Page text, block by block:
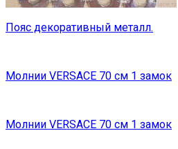
Пояс декоративный металл.
Молнии VERSACE 70 см 1 замок
Молнии VERSACE 70 см 1 замок